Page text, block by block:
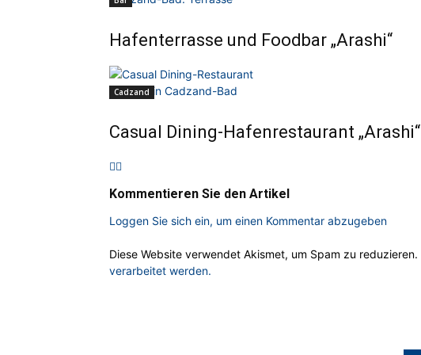
Hafenterrasse und Foodbar „Arashi“
Cadzand
Casual Dining-Hafenrestaurant „Arashi“
Kommentieren Sie den Artikel
Loggen Sie sich ein, um einen Kommentar abzugeben
Diese Website verwendet Akismet, um Spam zu reduzieren.
verarbeitet werden.